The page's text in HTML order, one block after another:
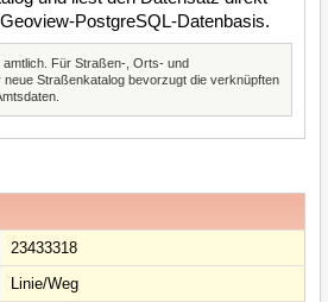
PostgreSQL-Datenbasis.
Für Straßen-, Orts- und
neue Straßenkatalog bevorzugt die verknüpften
23433318
Linie/Weg